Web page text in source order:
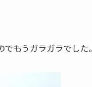
もうガラガラでした。